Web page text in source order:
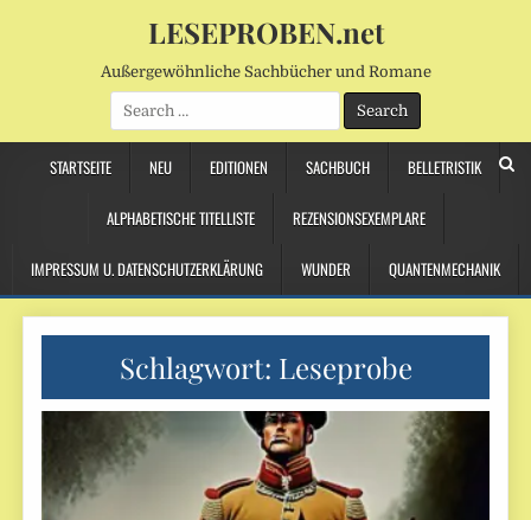
LESEPROBEN.net
Außergewöhnliche Sachbücher und Romane
Search
for:
STARTSEITE NEU EDITIONEN SACHBUCH BELLETRISTIK
ALPHABETISCHE TITELLISTE REZENSIONSEXEMPLARE
IMPRESSUM U. DATENSCHUTZERKLÄRUNG WUNDER QUANTENMECHANIK
Schlagwort: Leseprobe